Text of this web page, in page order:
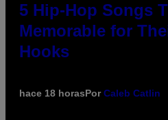
5 Hip-Hop Songs
Memorable for
Hooks
hace 18 horasPorCaleb Catlin